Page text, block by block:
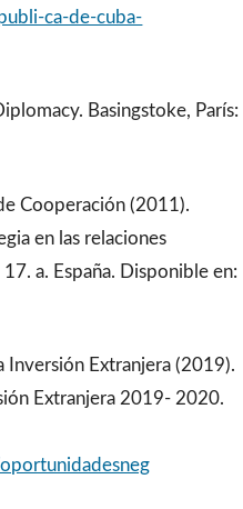
ca-de-cuba-
Basingstoke, París:
Cooperación (2011).
en las relaciones
a. España. Disponible en:
Extranjera (2019).
Extranjera 2019- 2020.